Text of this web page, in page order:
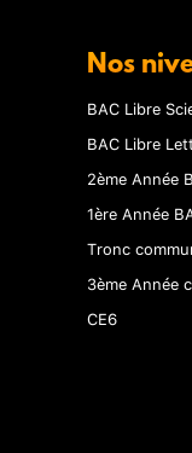
Nos
BAC Libre
BAC Libre
2ème Année
1ère Année
Tronc
3ème Année
CE6